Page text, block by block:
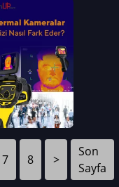
7 8 >
Son
Sayfa